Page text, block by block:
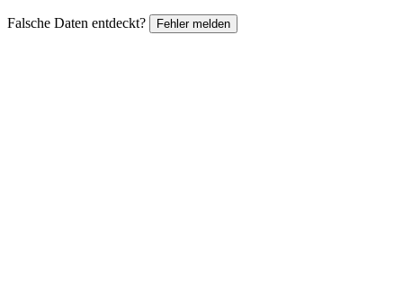
Falsche Daten entdeckt? Fehler melden